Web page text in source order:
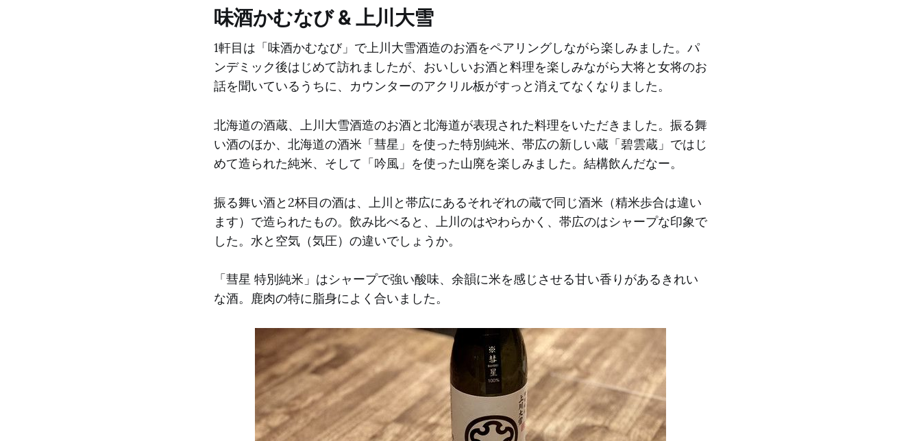
味酒かむなび & 上川大雪
1軒目は「味酒かむなび」で上川大雪酒造のお酒をペアリングしながら楽しみました。パ
ンデミック後はじめて訪れましたが、おいしいお酒と料理を楽しみながら大将と女将のお
話を聞いているうちに、カウンターのアクリル板がすっと消えてなくなりました。
北海道の酒蔵、上川大雪酒造のお酒と北海道が表現された料理をいただきました。振る舞
い酒のほか、北海道の酒米「彗星」を使った特別純米、帯広の新しい蔵「碧雲蔵」ではじ
めて造られた純米、そして「吟風」を使った山廃を楽しみました。結構飲んだなー。
振る舞い酒と2杯目の酒は、上川と帯広にあるそれぞれの蔵で同じ酒米（精米歩合は違い
ます）で造られたもの。飲み比べると、上川のはやわらかく、帯広のはシャープな印象で
した。水と空気（気圧）の違いでしょうか。
「彗星 特別純米」はシャープで強い酸味、余韻に米を感じさせる甘い香りがあるきれい
な酒。鹿肉の特に脂身によく合いました。